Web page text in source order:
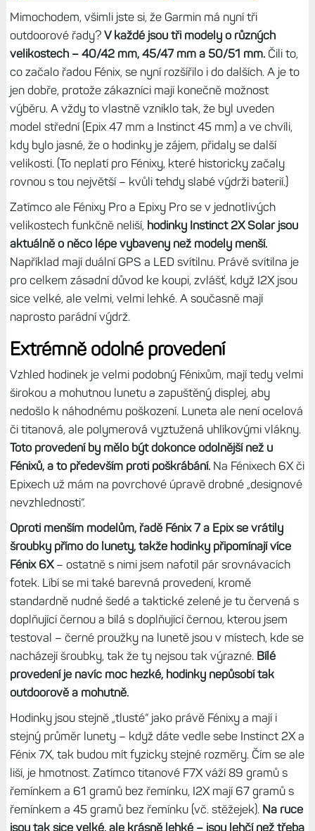
Mimochodem, všimli jste si, že Garmin má nyní tři
outdoorové řady? V každé jsou tři modely o různých
velikostech – 40/42 mm, 45/47 mm a 50/51 mm.Čili to,
co začalo řadou Fénix, se nyní rozšířilo i do dalších. A je to
jen dobře, protože zákazníci mají konečně možnost
výběru. A vždy to vlastně vzniklo tak, že byl uveden
model střední (Epix 47 mm a Instinct 45 mm) a ve chvíli,
kdy bylo jasné, že o hodinky je zájem, přidaly se další
velikosti. (To neplatí pro Fénixy, které historicky začaly
rovnou s tou největší – kvůli tehdy slabé výdrži baterií.)
Zatímco ale Fénixy Pro a Epixy Pro se v jednotlivých
velikostech funkčně neliší, hodinky Instinct 2X Solar jsou
aktuálně o něco lépe vybaveny než modely menší.
Například mají duální GPS a LED svítilnu. Právě svítilna je
pro celkem zásadní důvod ke koupi, zvlášť, když I2X jsou
sice velké, ale velmi, velmi lehké. A současně mají
naprosto parádní výdrž.
Extrémně odolné provedení
Vzhled hodinek je velmi podobný Fénixům, mají tedy velmi
širokou a mohutnou lunetu a zapuštěný displej, aby
nedošlo k náhodnému poškození. Luneta ale není ocelová
či titanová, ale polymerová vyztužená uhlíkovými vlákny.
Toto provedení by mělo být dokonce odolnější než u
Fénixů, a to především proti poškrábání.
Na Fénixech 6X či
Epixech už mám na povrchové úpravě drobné „designové
nevzhlednosti“.
Oproti menším modelům, řadě Fénix 7 a Epix se vrátily
šroubky přímo do lunety, takže hodinky připomínají více
Fénix 6X – ostatně s nimi jsem nafotil pár srovnávacích
fotek. Líbí se mi také barevná provedení, kromě
standardně nudné šedé a taktické zelené je tu červená s
doplňující černou a bílá s doplňující černou, kterou jsem
testoval – černé proužky na lunetě jsou v místech, kde se